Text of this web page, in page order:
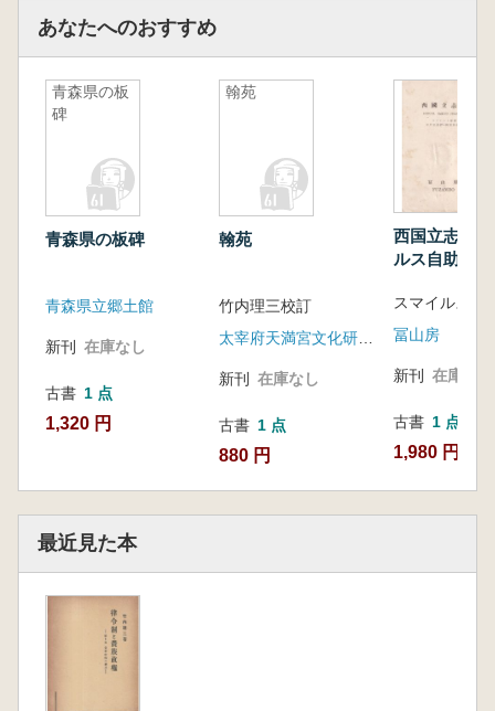
あなたへのおすすめ
青森県の板
碑
青森県の板碑
青森県立郷土館
新刊 在庫なし
古書 1 点
1,320 円
翰苑
翰苑
竹内理三校訂
新刊 在庫なし
古書 1 点
880 円
西国立志編:
ルス自助論 (
冨山房
新刊 在庫なし
古書 1 点
1,980 円
最近見た本